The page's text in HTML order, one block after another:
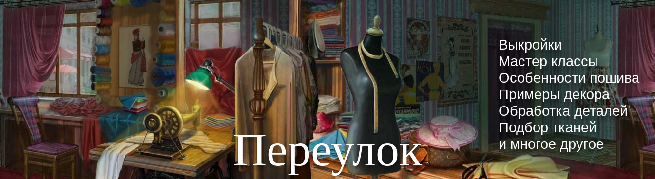
Переулок
Выкройки
Мастер классы
Особенности пошива
Примеры декора
Обработка деталей
Подбор тканей
и многое другое